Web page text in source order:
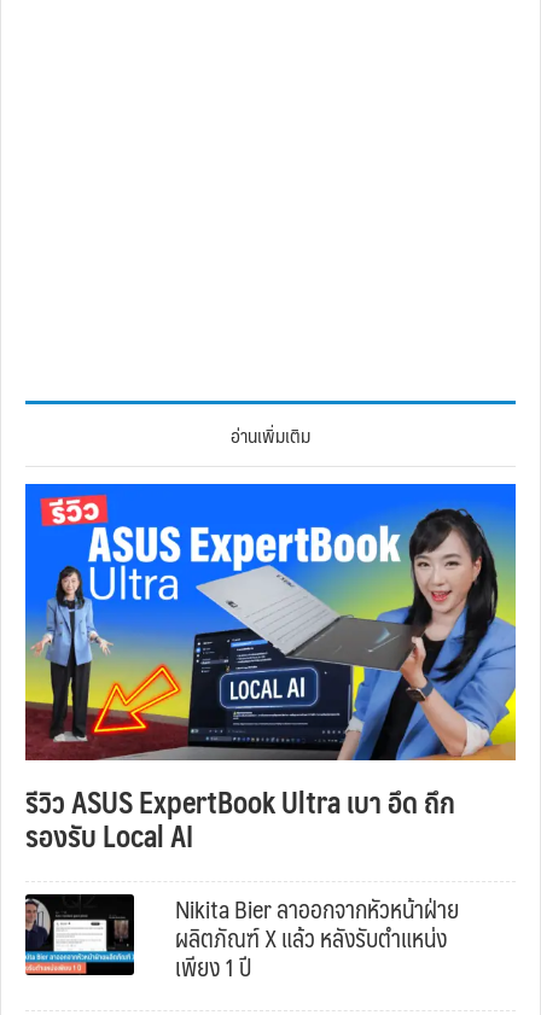
อ่านเพิ่มเติม
รีวิว ASUS ExpertBook Ultra เบา อึด ถึก
รองรับ Local AI
Nikita Bier ลาออกจากหัวหน้าฝ่าย
ผลิตภัณฑ์ X แล้ว หลังรับตำแหน่ง
เพียง 1 ปี